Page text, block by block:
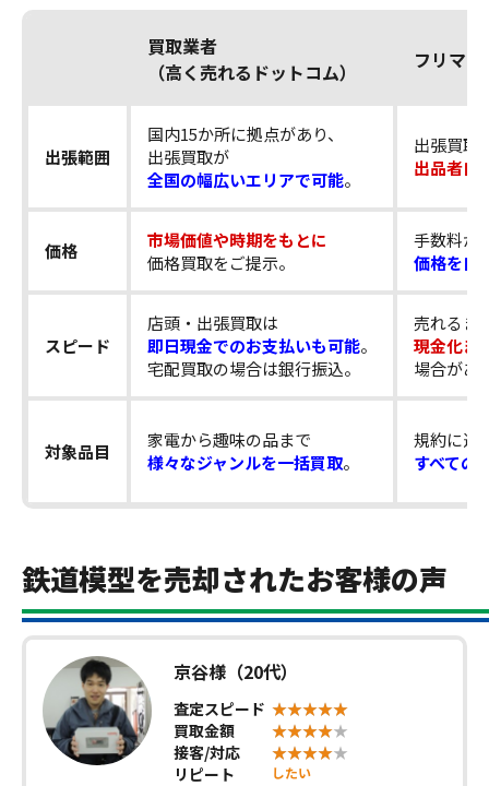
買取業者
（高く売れるドットコム）
フリマ
出張範囲
国内15か所に拠点があり、
出張買取が
全国の幅広いエリアで可能。
出張買取
出品者自
価格
市場価値や時期をもとに
価格買取をご提示。
手数料が
価格を自
スピード
店頭・出張買取は
即日現金でのお支払いも可能。
宅配買取の場合は銀行振込。
売れるま
現金化ま
場合があ
対象品目
家電から趣味の品まで
様々なジャンルを一括買取。
規約に違
すべての
鉄道模型を売却されたお客様の声
京谷様（20代）
査定スピード
買取金額
接客/対応
リピート
したい